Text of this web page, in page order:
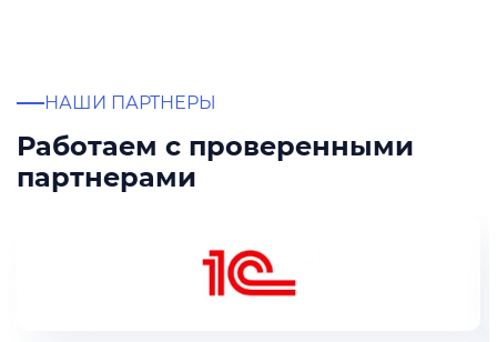
НАШИ ПАРТНЕРЫ
Работаем с проверенными
партнерами